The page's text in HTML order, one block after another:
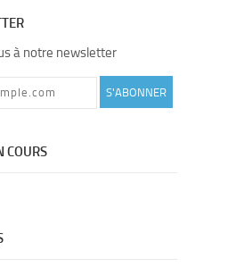
à notre newsletter
S'ABONNER
COURS